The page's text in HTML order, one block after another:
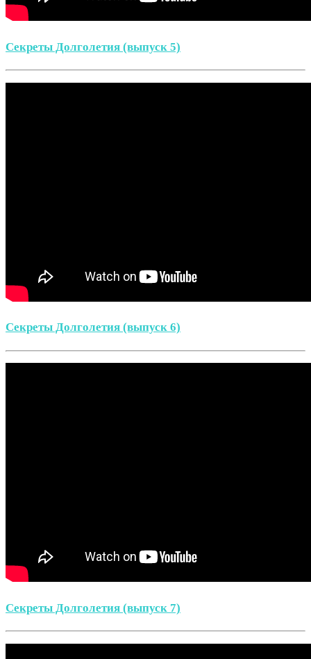
Секреты Долголетия (выпуск 5)
Секреты Долголетия (выпуск 6)
Секреты Долголетия (выпуск 7)